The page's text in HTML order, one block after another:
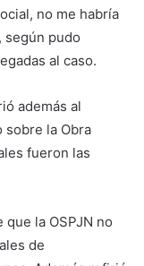
no me habría
según pudo
al caso.
además al
la Obra
fueron las
la OSPJN no
de